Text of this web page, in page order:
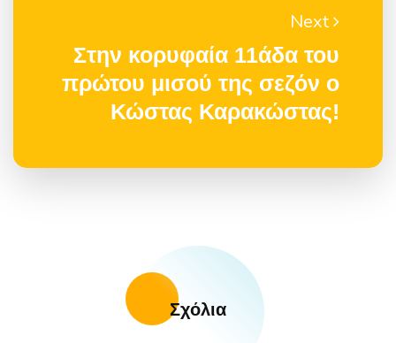
Next
Στην κορυφαία 11άδα του
πρώτου μισού της σεζόν ο
Κώστας Καρακώστας!
Σχόλια